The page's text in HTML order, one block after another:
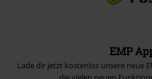
EMP
Lade dir jetzt kostenlos unsere neue